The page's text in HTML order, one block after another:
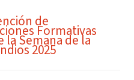
de
Formativas
Semana de la
2025